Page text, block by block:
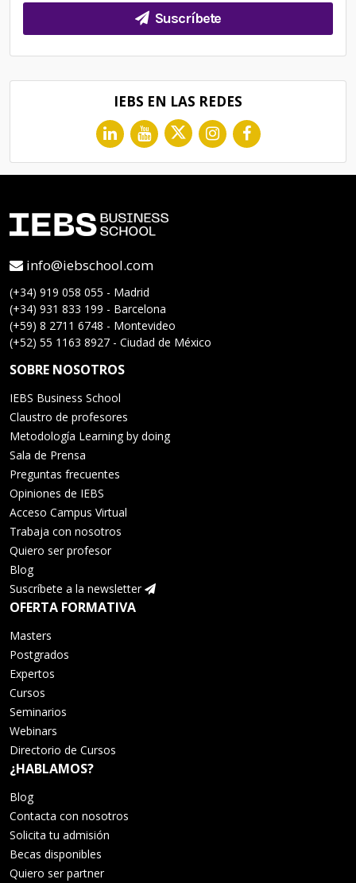
Suscríbete
IEBS EN LAS REDES
info@iebschool.com
(+34) 919 058 055 - Madrid
(+34) 931 833 199 - Barcelona
(+59) 8 2711 6748 - Montevideo
(+52) 55 1163 8927 - Ciudad de México
SOBRE NOSOTROS
IEBS Business School
Claustro de profesores
Metodología Learning by doing
Sala de Prensa
Preguntas frecuentes
Opiniones de IEBS
Acceso Campus Virtual
Trabaja con nosotros
Quiero ser profesor
Blog
Suscríbete a la newsletter
OFERTA FORMATIVA
Masters
Postgrados
Expertos
Cursos
Seminarios
Webinars
Directorio de Cursos
¿HABLAMOS?
Blog
Contacta con nosotros
Solicita tu admisión
Becas disponibles
Quiero ser partner